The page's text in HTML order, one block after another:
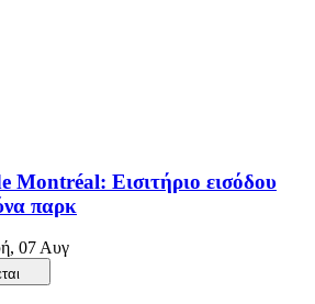
Montréal: Εισιτήριο εισόδου
παρκ
07 Αυγ